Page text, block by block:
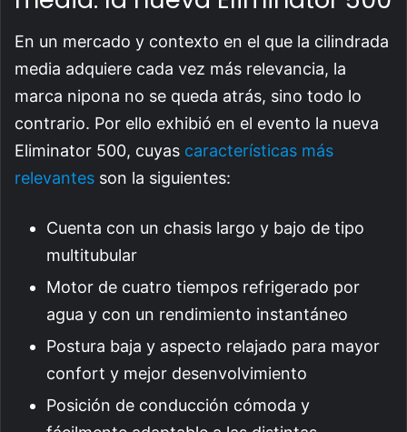
En un mercado y contexto en el que la cilindrada
media adquiere cada vez más relevancia, la
marca nipona no se queda atrás, sino todo lo
contrario. Por ello exhibió en el evento la nueva
Eliminator 500, cuyas características más
relevantes son la siguientes:
Cuenta con un chasis largo y bajo de tipo
multitubular
Motor de cuatro tiempos refrigerado por
agua y con un rendimiento instantáneo
Postura baja y aspecto relajado para mayor
confort y mejor desenvolvimiento
Posición de conducción cómoda y